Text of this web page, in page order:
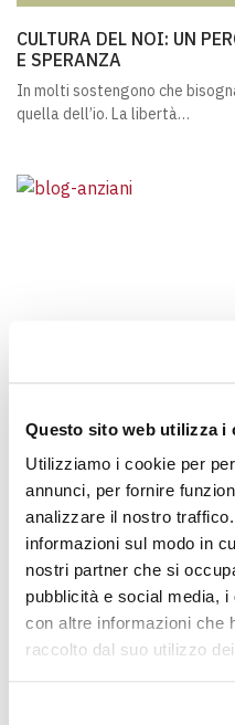
Questo sito web utilizza i
Utilizziamo i cookie per
annunci, per fornire
analizzare il nostro
informazioni sul modo in
nostri partner che si
pubblicità e social media,
con altre informazioni che
raccolto dal suo utilizzo
CULTURA DEL NOI: UN
E SPERANZA
In molti sostengono che
quella dell’io. La libertà…
ESCLUDERE GLI
BLOG - DON VIRGINIO
ESCLUDERE GLI ANZIANI
Una società che seleziona,
2 3 »